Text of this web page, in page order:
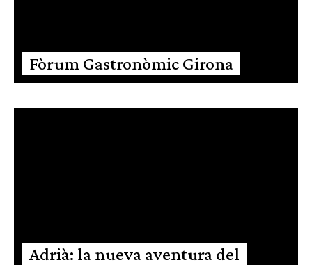
Fòrum Gastronòmic Girona
Adrià: la nueva aventura del